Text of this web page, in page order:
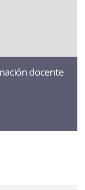
docente